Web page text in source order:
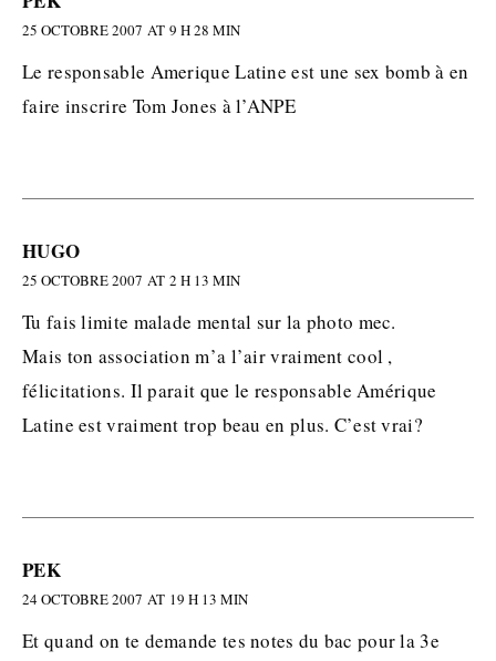
25 OCTOBRE 2007 AT 9 H 28 MIN
Le responsable Amerique Latine est une sex bomb à en
faire inscrire Tom Jones à l’ANPE
HUGO
25 OCTOBRE 2007 AT 2 H 13 MIN
Tu fais limite malade mental sur la photo mec.
Mais ton association m’a l’air vraiment cool ,
félicitations. Il parait que le responsable Amérique
Latine est vraiment trop beau en plus. C’est vrai?
PEK
24 OCTOBRE 2007 AT 19 H 13 MIN
Et quand on te demande tes notes du bac pour la 3e